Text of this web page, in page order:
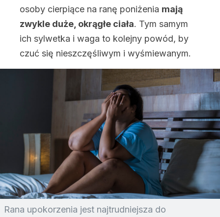
osoby cierpiące na ranę poniżenia mają
zwykle duże, okrągłe ciała. Tym samym
ich sylwetka i waga to kolejny powód, by
czuć się nieszczęśliwym i wyśmiewanym.
Rana upokorzenia jest najtrudniejsza do